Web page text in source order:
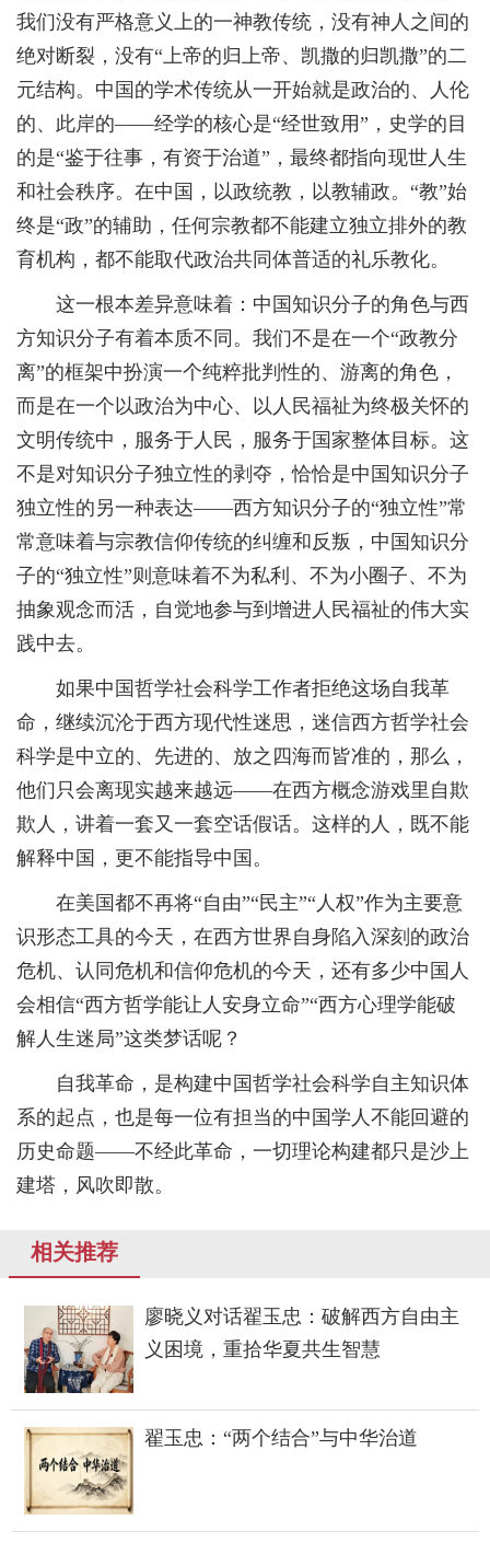
我们没有严格意义上的一神教传统，没有神人之间的
绝对断裂，没有“上帝的归上帝、凯撒的归凯撒”的二
元结构。中国的学术传统从一开始就是政治的、人伦
的、此岸的——经学的核心是“经世致用”，史学的目
的是“鉴于往事，有资于治道”，最终都指向现世人生
和社会秩序。在中国，以政统教，以教辅政。“教”始
终是“政”的辅助，任何宗教都不能建立独立排外的教
育机构，都不能取代政治共同体普适的礼乐教化。
这一根本差异意味着：中国知识分子的角色与西
方知识分子有着本质不同。我们不是在一个“政教分
离”的框架中扮演一个纯粹批判性的、游离的角色，
而是在一个以政治为中心、以人民福祉为终极关怀的
文明传统中，服务于人民，服务于国家整体目标。这
不是对知识分子独立性的剥夺，恰恰是中国知识分子
独立性的另一种表达——西方知识分子的“独立性”常
常意味着与宗教信仰传统的纠缠和反叛，中国知识分
子的“独立性”则意味着不为私利、不为小圈子、不为
抽象观念而活，自觉地参与到增进人民福祉的伟大实
践中去。
如果中国哲学社会科学工作者拒绝这场自我革
命，继续沉沦于西方现代性迷思，迷信西方哲学社会
科学是中立的、先进的、放之四海而皆准的，那么，
他们只会离现实越来越远——在西方概念游戏里自欺
欺人，讲着一套又一套空话假话。这样的人，既不能
解释中国，更不能指导中国。
在美国都不再将“自由”“民主”“人权”作为主要意
识形态工具的今天，在西方世界自身陷入深刻的政治
危机、认同危机和信仰危机的今天，还有多少中国人
会相信“西方哲学能让人安身立命”“西方心理学能破
解人生迷局”这类梦话呢？
自我革命，是构建中国哲学社会科学自主知识体
系的起点，也是每一位有担当的中国学人不能回避的
历史命题——不经此革命，一切理论构建都只是沙上
建塔，风吹即散。
相关推荐
廖晓义对话翟玉忠：破解西方自由主
义困境，重拾华夏共生智慧
翟玉忠：“两个结合”与中华治道